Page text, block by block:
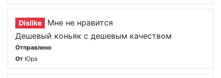
Dislike
Мне не нравится
Дешевый коньяк с дешевым качеством
Отправлено
От Юра